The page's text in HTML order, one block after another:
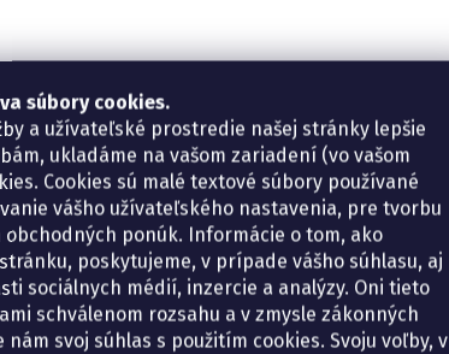
súbory cookies.
a užívateľské prostredie našej stránky lepšie
ukladáme na vašom zariadení (vo vašom
Cookies sú malé textové súbory používané
vášho užívateľského nastavenia, pre tvorbu
ponúk. Informácie o tom, ako
poskytujeme, v prípade vášho súhlasu, aj
sociálnych médií, inzercie a analýzy. Oni tieto
schválenom rozsahu a v zmysle zákonných
svoj súhlas s použitím cookies. Svoju voľby, v